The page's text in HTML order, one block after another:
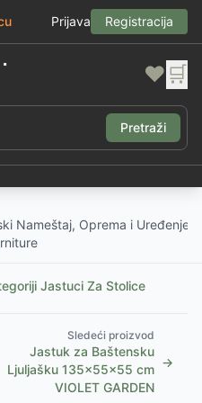
Prijava Registracija
❤️ 🛒
Pretraži
Nameštaj, Oprema i Uređenje
Jastuci Za Stolice
Sledeći proizvod
Jastuk za Baštensku
Ljuljašku 135x55x55 cm
VIOLET GARDEN
→